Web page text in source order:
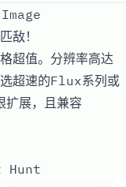
敌！
超值。分辨率高达
超速的Flux系列或
扩展，且兼容
Hunt